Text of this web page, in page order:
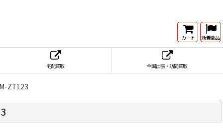
カート 新着商品
宅配買取 全国出張・訪問買取
ZT123